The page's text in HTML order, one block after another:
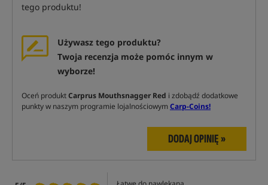
tego produktu!
Używasz tego produktu?
Twoja recenzja może pomóc innym w
wyborze!
Oceń produktCarprus Mouthsnagger Red i zdobądź dodatkowe
punkty w naszym programie lojalnościowymCarp-Coins!
DODAJ OPINIĘ »